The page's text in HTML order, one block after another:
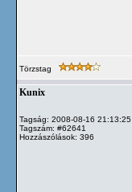
Törzstag
Kunix
Tagság: 2008-08-16 21:13:25
Tagszám: #62641
Hozzászólások: 396